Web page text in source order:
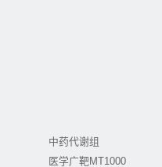
中药代谢组
医学广靶MT1000